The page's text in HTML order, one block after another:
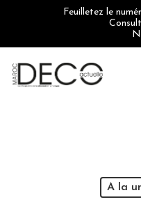
Feuilletez le
A la